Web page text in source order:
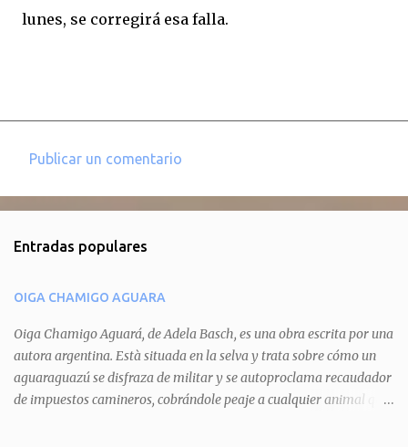
lunes, se corregirá esa falla.
e
t
a
r
i
o
Publicar un comentario
Entradas populares
OIGA CHAMIGO AGUARA
Oiga Chamigo Aguará, de Adela Basch, es una obra escrita por una
autora argentina. Està situada en la selva y trata sobre cómo un
aguaraguazú se disfraza de militar y se autoproclama recaudador
de impuestos camineros, cobrándole peaje a cualquier animal que